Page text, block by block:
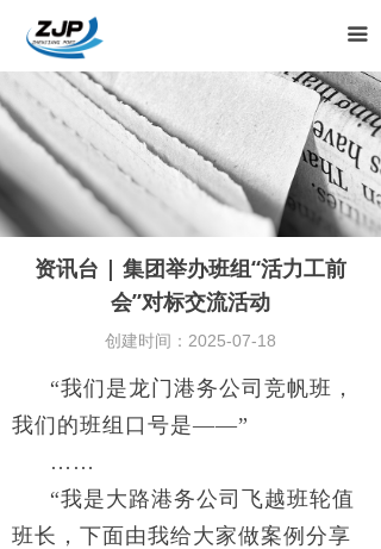
끀
资讯台 | 集团举办班组“活力工前
会”对标交流活动
创建时间： 2025-07-18
“我们是龙门港务公司竞帆班，
我们的班组口号是——”
……
“我是大路港务公司飞越班轮值
班长，下面由我给大家做案例分享